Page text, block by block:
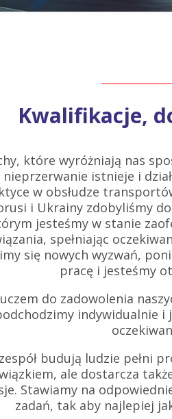
Kwalifikacje,
które wyróżniają nas
istnieje i
w obsłudze
i Ukrainy zdobyliśmy
jesteśmy w stanie
spełniając
się nowych wyzwań,
pracę i jesteśmy
do zadowolenia
indywidualnie i
budują ludzie pełni
ale dostarcza
Stawiamy na
zadań, tak aby najlepiej